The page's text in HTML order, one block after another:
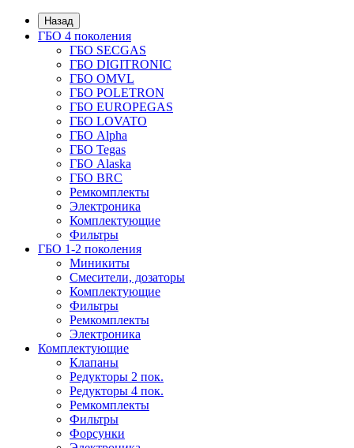
Назад
ГБО 4 поколения
ГБО SECGAS
ГБО DIGITRONIC
ГБО OMVL
ГБО POLETRON
ГБО EUROPEGAS
ГБО LOVATO
ГБО Alpha
ГБО Tegas
ГБО Alaska
ГБО BRC
Ремкомплекты
Электроника
Комплектующие
Фильтры
ГБО 1-2 поколения
Миникиты
Смесители, дозаторы
Комплектующие
Фильтры
Ремкомплекты
Электроника
Комплектующие
Клапаны
Редукторы 2 пок.
Редукторы 4 пок.
Ремкомплекты
Фильтры
Форсунки